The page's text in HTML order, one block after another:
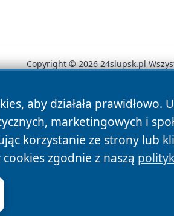
aby działała
marketingowych i
korzystanie ze strony lub
zgodnie z naszą
Copyright © 2026 24slupsk.pl
News Autorzy Polityka